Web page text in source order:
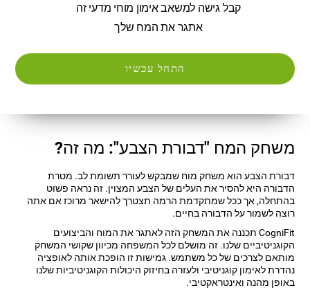
קבל גישה למשאב אימון מוחי מדעי זה
אתגר את המח שלך
התחל עכשיו
משחק המח "דבורת הצבע": מה זה?
דבורת הצבע הוא משחק מוח שמבקש לעורר תשומת לב. מטרת
הדבורה היא להסיר את העלים של הצבע המצוין. זה נראה פשוט
בהתחלה, אך ככל שמתקדמת הרמה תצטרך להישאר מרוכז אם אתה
רוצה לשמור על הדבורה בחיים.
CogniFit תכננה את המשחק הזה לאתגר את המוח והביצועים
הקוגניטיביים שלנו. זה מושלם לכל המשפחה מכיוון שקושי המשחק
מותאם לצרכים של כל משתמש. גמישות זו הופכת אותה לאופציה
נהדרת לאימון קוגניטיבי ולעזרה בחיזוק היכולות הקוגניטיביות שלנו
באופן מהנה ואינטראקטיבי.